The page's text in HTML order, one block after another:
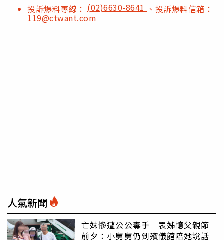
投訴爆料專線： (02)6630-8641 、投訴爆料信箱：
119@ctwant.com
人氣新聞
亡妹慘遭公公毒手 表姊憶父親節
前夕：小舅舅仍到殯儀館陪她說話